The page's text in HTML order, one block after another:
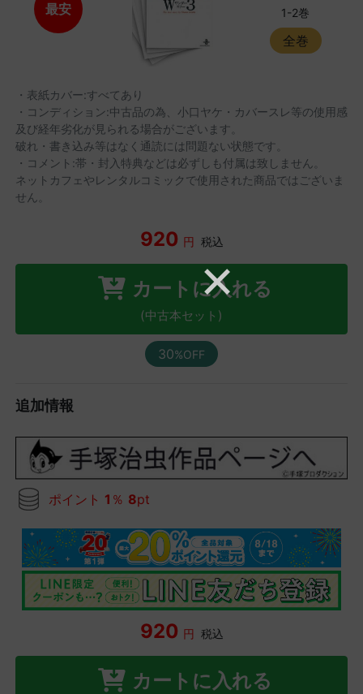
最安 1-2巻
全巻
・表紙カバー:すべてあり
・コンディション:中古品の為、小口ヤケ・カバースレ等の使用感
及び経年劣化が見られる場合がございます。
破れ・書き込み等はなく通読には問題ない状態です。
・コメント:帯・封入特典などは必ずしも付属は致しません。
ネットカフェやレンタルコミックで使用された商品ではございま
せん。
920 円 税込
カートに入れる
(中古本セット)
30%OFF
追加情報
ポイント 1 ％ 8pt
920 円 税込
カートに入れる